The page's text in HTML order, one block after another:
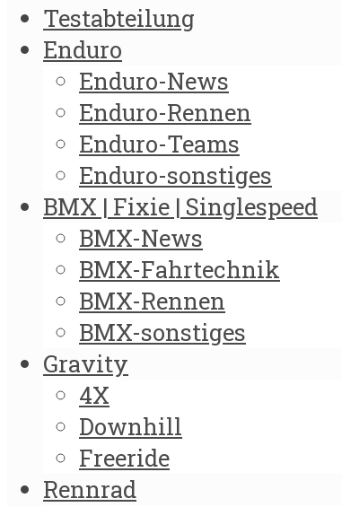
Testabteilung
Enduro
Enduro-News
Enduro-Rennen
Enduro-Teams
Enduro-sonstiges
BMX | Fixie | Singlespeed
BMX-News
BMX-Fahrtechnik
BMX-Rennen
BMX-sonstiges
Gravity
4X
Downhill
Freeride
Rennrad